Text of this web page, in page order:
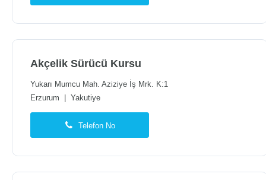
Akçelik Sürücü Kursu
Yukarı Mumcu Mah. Aziziye İş Mrk. K:1
Erzurum
Yakutiye
Telefon No